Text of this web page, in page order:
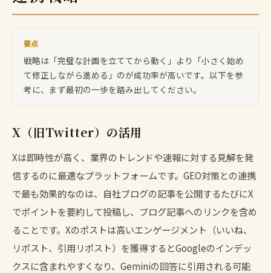
要点
戦略は「完璧な計画を立ててから動く」より「小さく始め
て修正しながら進める」のが成功率が高いです。以下を参
考に、まず最初の一歩を踏み出してください。
X（旧Twitter）の活用
Xは即時性が高く、業界のトレンドや速報に対する見解を発
信するのに最適なプラットフォームです。GEO対策との連携
で最も効果的なのは、自社ブログの記事を公開するたびにX
でポイントを要約して投稿し、ブログ記事へのリンクを含め
ることです。Xのポストは高いエンゲージメント（いいね、
リポスト、引用リポスト）を獲得するとGoogleのインデッ
クスに含まれやすくなり、Geminiの回答に引用される可能